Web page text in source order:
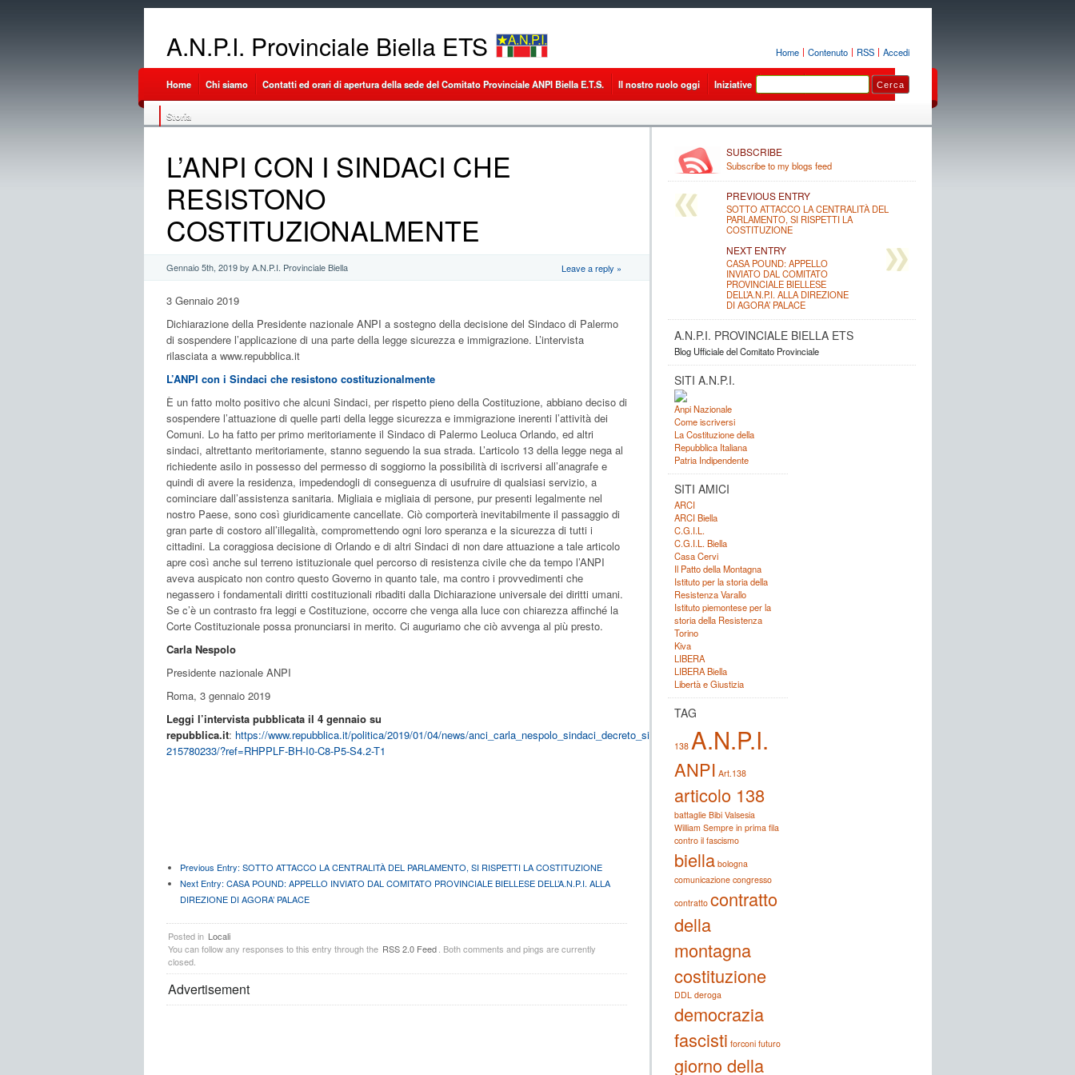
Home Contenuto RSS Accedi
A.N.P.I. Provinciale Biella ETS
Home Chi siamo Contatti ed orari di apertura della sede del Comitato Provinciale ANPI Biella E.T.S. Il nostro ruolo oggi Iniziative
Storia
L’ANPI CON I SINDACI CHE
RESISTONO
COSTITUZIONALMENTE
Gennaio 5th, 2019 by A.N.P.I. Provinciale Biella Leave a reply »
3 Gennaio 2019
Dichiarazione della Presidente nazionale ANPI a sostegno della decisione del Sindaco di Palermo
di sospendere l’applicazione di una parte della legge sicurezza e immigrazione. L’intervista
rilasciata a www.repubblica.it
L’ANPI con i Sindaci che resistono costituzionalmente
È un fatto molto positivo che alcuni Sindaci, per rispetto pieno della Costituzione, abbiano deciso di
sospendere l’attuazione di quelle parti della legge sicurezza e immigrazione inerenti l’attività dei
Comuni. Lo ha fatto per primo meritoriamente il Sindaco di Palermo Leoluca Orlando, ed altri
sindaci, altrettanto meritoriamente, stanno seguendo la sua strada. L’articolo 13 della legge nega al
richiedente asilo in possesso del permesso di soggiorno la possibilità di iscriversi all’anagrafe e
quindi di avere la residenza, impedendogli di conseguenza di usufruire di qualsiasi servizio, a
cominciare dall’assistenza sanitaria. Migliaia e migliaia di persone, pur presenti legalmente nel
nostro Paese, sono così giuridicamente cancellate. Ciò comporterà inevitabilmente il passaggio di
gran parte di costoro all’illegalità, compromettendo ogni loro speranza e la sicurezza di tutti i
cittadini. La coraggiosa decisione di Orlando e di altri Sindaci di non dare attuazione a tale articolo
apre così anche sul terreno istituzionale quel percorso di resistenza civile che da tempo l’ANPI
aveva auspicato non contro questo Governo in quanto tale, ma contro i provvedimenti che
negassero i fondamentali diritti costituzionali ribaditi dalla Dichiarazione universale dei diritti umani.
Se c’è un contrasto fra leggi e Costituzione, occorre che venga alla luce con chiarezza affinché la
Corte Costituzionale possa pronunciarsi in merito. Ci auguriamo che ciò avvenga al più presto.
Carla Nespolo
Presidente nazionale ANPI
Roma, 3 gennaio 2019
Leggi l’intervista pubblicata il 4 gennaio su
repubblica.it: https://www.repubblica.it/politica/2019/01/04/news/anci_carla_nespolo_sindaci_decreto_sicurezza_disobbedienza-
215780233/?ref=RHPPLF-BH-I0-C8-P5-S4.2-T1
Previous Entry: SOTTO ATTACCO LA CENTRALITÀ DEL PARLAMENTO, SI RISPETTI LA COSTITUZIONE
Next Entry: CASA POUND: APPELLO INVIATO DAL COMITATO PROVINCIALE BIELLESE DELL’A.N.P.I. ALLA
DIREZIONE DI AGORA’ PALACE
Posted in Locali
You can follow any responses to this entry through the RSS 2.0 Feed . Both comments and pings are currently
closed.
Advertisement
SUBSCRIBE
Subscribe to my blogs feed
PREVIOUS ENTRY
SOTTO ATTACCO LA CENTRALITÀ DEL
PARLAMENTO, SI RISPETTI LA
COSTITUZIONE
NEXT ENTRY
CASA POUND: APPELLO
INVIATO DAL COMITATO
PROVINCIALE BIELLESE
DELL’A.N.P.I. ALLA DIREZIONE
DI AGORA’ PALACE
A.N.P.I. PROVINCIALE BIELLA ETS
Blog Ufficiale del Comitato Provinciale
SITI A.N.P.I.
Anpi Nazionale
Come iscriversi
La Costituzione della
Repubblica Italiana
Patria Indipendente
SITI AMICI
ARCI
ARCI Biella
C.G.I.L.
C.G.I.L. Biella
Casa Cervi
Il Patto della Montagna
Istituto per la storia della
Resistenza Varallo
Istituto piemontese per la
storia della Resistenza
Torino
Kiva
LIBERA
LIBERA Biella
Libertà e Giustizia
TAG
138 A.N.P.I.
ANPI Art.138
articolo 138
battaglie Bibi Valsesia
William Sempre in prima fila
contro il fascismo
biella bologna
comunicazione congresso
contratto contratto
della
montagna
costituzione
DDL deroga
democrazia
fascisti forconi futuro
giorno della